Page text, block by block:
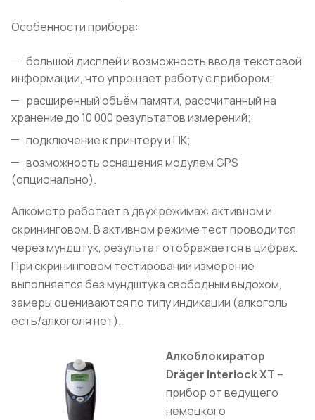
Особенности прибора:
большой дисплей и возможность ввода текстовой
информации, что упрощает работу с прибором;
расширенный объём памяти, рассчитанный на
хранение до 10 000 результатов измерений;
подключение к принтеру и ПК;
возможность оснащения модулем GPS
(опционально).
Алкометр работает в двух режимах: активном и
скрининговом. В активном режиме тест проводится
через мундштук, результат отображается в цифрах.
При скрининговом тестировании измерение
выполняется без мундштука свободным выдохом,
замеры оцениваются по типу индикации (алкоголь
есть/алкоголя нет).
Алкоблокиратор
Dräger Interlock XT –
прибор от ведущего
немецкого